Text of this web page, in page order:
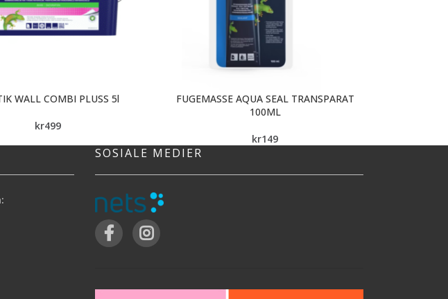
WALL COMBI PLUSS 5l
kr499
FUGEMASSE AQUA SEAL TRANSPARAT
100ML
kr149
SOSIALE MEDIER